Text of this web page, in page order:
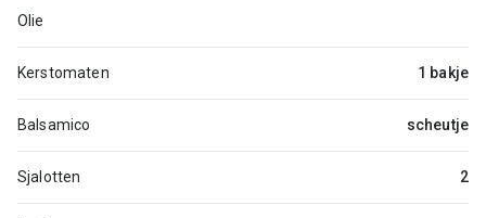
Olie
Kerstomaten 1 bakje
Balsamico scheutje
Sjalotten 2